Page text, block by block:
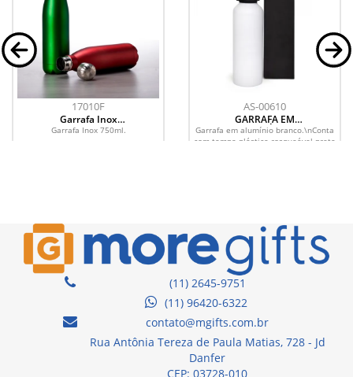
17010F
Garrafa Inox
750ml
Garrafa Inox 750ml.
AS-00610
GARRAFA EM
ALUMÍNIO
BRANCO - 600 ML
Garrafa em alumínio branco.\nConta
com tampa plástica rosqueável preta
(11) 2645-9751
(11) 96420-6322
contato@mgifts.com.br
Rua Antônia Tereza de Paula Matias, 728 - Jd
Danfer
CEP: 03728-010